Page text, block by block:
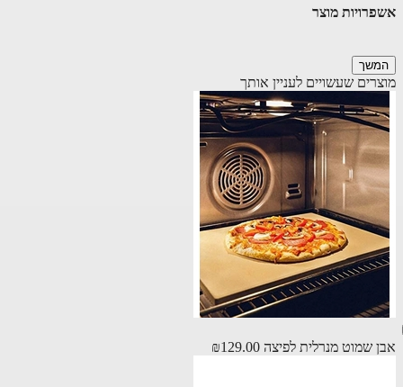
מוצר
שעשויים לעניין אותך
שמוט מנרלית לפיצה ₪129.00